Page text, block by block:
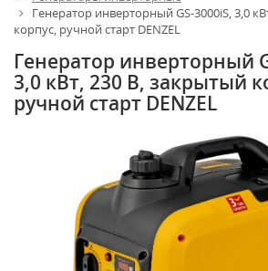
Генератор инверторный GS-3000iS, 3,0
корпус, ручной старт DENZEL
Генератор инверторный
3,0 кВт, 230 В, закрытый
ручной старт DENZEL